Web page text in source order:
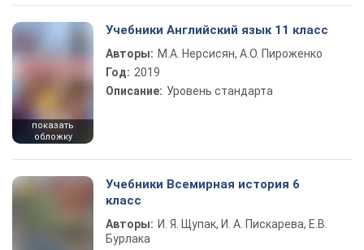
показать
обложку
Учебники Английский язык 11 класс
Авторы: М.А. Нерсисян, А.О. Пироженко
Год: 2019
Описание: Уровень стандарта
Учебники Всемирная история 6
класс
Авторы: И. Я. Щупак, И. А. Пискарева, Е.В.
Бурлака